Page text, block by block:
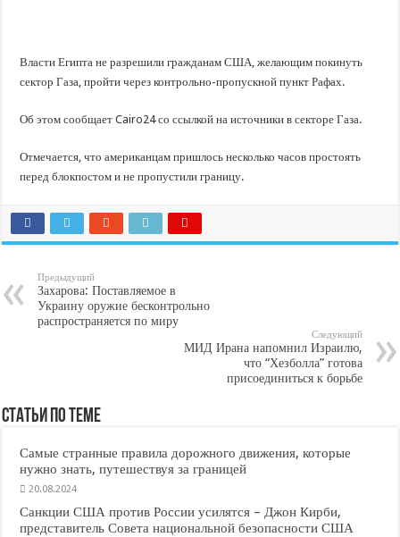
В городах и районах Кубани отметили День России
Стартовал прием заявок на 20-й юбилейный молодежный форум «Регион 93»
Власти Египта не разрешили гражданам США, желающим покинуть
сектор Газа, пройти через контрольно-пропускной пункт Рафах.
Об этом сообщает Cairo24 со ссылкой на источники в секторе Газа.
Отмечается, что американцам пришлось несколько часов простоять
перед блокпостом и не пропустили границу.
Предыдущий
Захарова: Поставляемое в
Украину оружие бесконтрольно
распространяется по миру
Следующий
МИД Ирана напомнил Израилю,
что “Хезболла” готова
присоединиться к борьбе
Статьи по Теме
Самые странные правила дорожного движения, которые
нужно знать, путешествуя за границей
20.08.2024
Санкции США против России усилятся – Джон Кирби,
представитель Совета национальной безопасности США